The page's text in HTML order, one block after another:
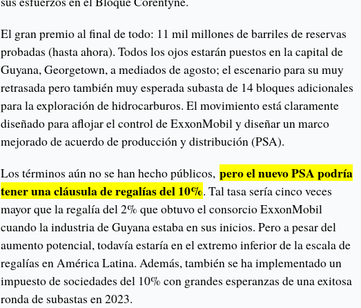
El gran premio al final de todo: 11 mil millones de barriles de reservas
probadas (hasta ahora). Todos los ojos estarán puestos en la capital de
Guyana, Georgetown, a mediados de agosto; el escenario para su muy
retrasada pero también muy esperada subasta de 14 bloques adicionales
para la exploración de hidrocarburos. El movimiento está claramente
diseñado para aflojar el control de ExxonMobil y diseñar un marco
mejorado de acuerdo de producción y distribución (PSA).
Los términos aún no se han hecho públicos,pero el nuevo PSA podría
tener una cláusula de regalías del 10%. Tal tasa sería cinco veces
mayor que la regalía del 2% que obtuvo el consorcio ExxonMobil
cuando la industria de Guyana estaba en sus inicios. Pero a pesar del
aumento potencial, todavía estaría en el extremo inferior de la escala de
regalías en América Latina. Además, también se ha implementado un
impuesto de sociedades del 10% con grandes esperanzas de una exitosa
ronda de subastas en 2023.